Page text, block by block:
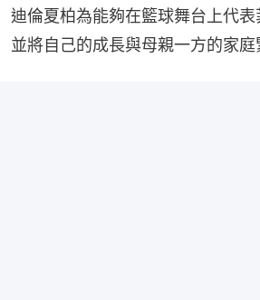
迪倫夏柏為能夠在籃球舞台上代表
並將自己的成長與母親一方的家庭